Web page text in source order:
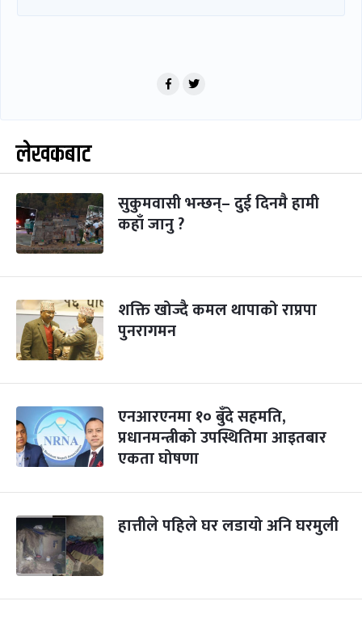
लेखकबाट
सुकुमवासी भन्छन्– दुई दिनमै हामी
कहाँ जानु ?
शक्ति खोज्दै कमल थापाको राप्रपा
पुनरागमन
एनआरएनमा १० बुँदे सहमति,
प्रधानमन्त्रीको उपस्थितिमा आइतबार
एकता घोषणा
हात्तीले पहिले घर लडायो अनि घरमुली